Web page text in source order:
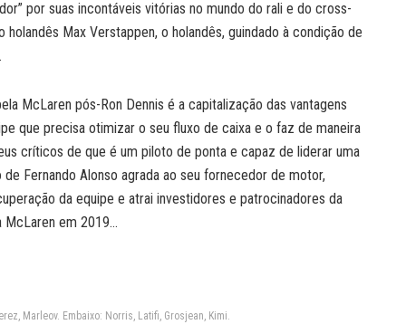
por suas incontáveis vitórias no mundo do rali e do cross-
Max Verstappen, o holandês, guindado à condição de
McLaren pós-Ron Dennis é a capitalização das vantagens
que precisa otimizar o seu fluxo de caixa e o faz de maneira
críticos de que é um piloto de ponta e capaz de liderar uma
Fernando Alonso agrada ao seu fornecedor de motor,
da equipe e atrai investidores e patrocinadores da
McLaren em 2019…
Marleov. Embaixo: Norris, Latifi, Grosjean, Kimi.